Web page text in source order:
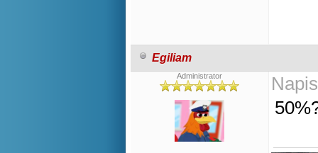
Egiliam
Administrator